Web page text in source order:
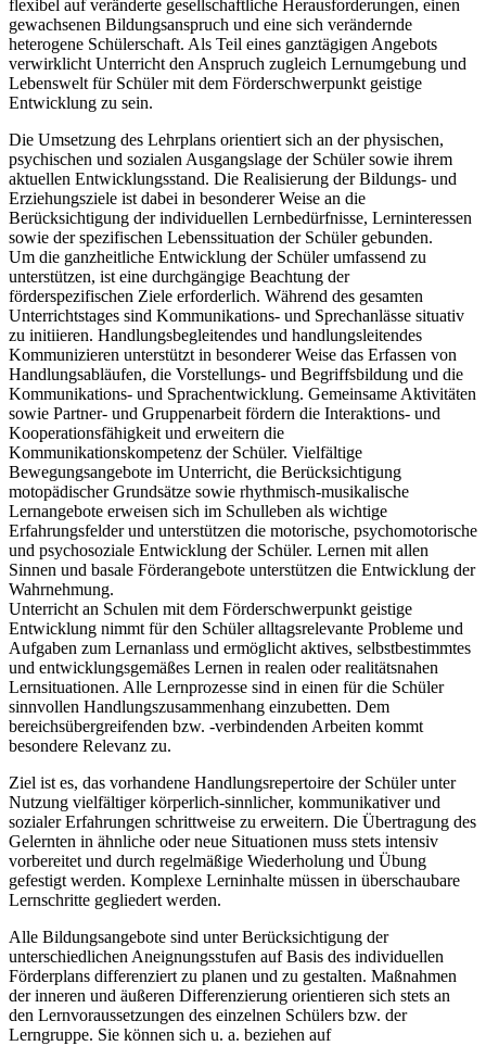
flexibel auf veränderte gesellschaftliche Herausforderungen, einen
gewachsenen Bildungsanspruch und eine sich verändernde
heterogene Schülerschaft. Als Teil eines ganztägigen Angebots
verwirklicht Unterricht den Anspruch zugleich Lernumgebung und
Lebenswelt für Schüler mit dem Förderschwerpunkt geistige
Entwicklung zu sein.
Die Umsetzung des Lehrplans orientiert sich an der physischen,
psychischen und sozialen Ausgangslage der Schüler sowie ihrem
aktuellen Entwicklungsstand. Die Realisierung der Bildungs- und
Erziehungsziele ist dabei in besonderer Weise an die
Berücksichtigung der individuellen Lernbedürfnisse, Lerninteressen
sowie der spezifischen Lebenssituation der Schüler gebunden.
Um die ganzheitliche Entwicklung der Schüler umfassend zu
unterstützen, ist eine durchgängige Beachtung der
förderspezifischen Ziele erforderlich. Während des gesamten
Unterrichtstages sind Kommunikations- und Sprechanlässe situativ
zu initiieren. Handlungsbegleitendes und handlungsleitendes
Kommunizieren unterstützt in besonderer Weise das Erfassen von
Handlungsabläufen, die Vorstellungs- und Begriffsbildung und die
Kommunikations- und Sprachentwicklung. Gemeinsame Aktivitäten
sowie Partner- und Gruppenarbeit fördern die Interaktions- und
Kooperationsfähigkeit und erweitern die
Kommunikationskompetenz der Schüler. Vielfältige
Bewegungsangebote im Unterricht, die Berücksichtigung
motopädischer Grundsätze sowie rhythmisch-musikalische
Lernangebote erweisen sich im Schulleben als wichtige
Erfahrungsfelder und unterstützen die motorische, psychomotorische
und psychosoziale Entwicklung der Schüler. Lernen mit allen
Sinnen und basale Förderangebote unterstützen die Entwicklung der
Wahrnehmung.
Unterricht an Schulen mit dem Förderschwerpunkt geistige
Entwicklung nimmt für den Schüler alltagsrelevante Probleme und
Aufgaben zum Lernanlass und ermöglicht aktives, selbstbestimmtes
und entwicklungsgemäßes Lernen in realen oder realitätsnahen
Lernsituationen. Alle Lernprozesse sind in einen für die Schüler
sinnvollen Handlungszusammenhang einzubetten. Dem
bereichsübergreifenden bzw. -verbindenden Arbeiten kommt
besondere Relevanz zu.
Ziel ist es, das vorhandene Handlungsrepertoire der Schüler unter
Nutzung vielfältiger körperlich-sinnlicher, kommunikativer und
sozialer Erfahrungen schrittweise zu erweitern. Die Übertragung des
Gelernten in ähnliche oder neue Situationen muss stets intensiv
vorbereitet und durch regelmäßige Wiederholung und Übung
gefestigt werden. Komplexe Lerninhalte müssen in überschaubare
Lernschritte gegliedert werden.
Alle Bildungsangebote sind unter Berücksichtigung der
unterschiedlichen Aneignungsstufen auf Basis des individuellen
Förderplans differenziert zu planen und zu gestalten. Maßnahmen
der inneren und äußeren Differenzierung orientieren sich stets an
den Lernvoraussetzungen des einzelnen Schülers bzw. der
Lerngruppe. Sie können sich u. a. beziehen auf